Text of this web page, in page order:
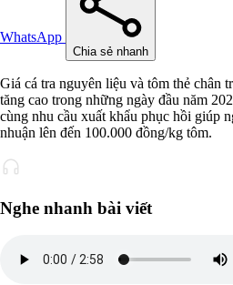
WhatsApp
Chia sẻ nhanh
Giá cá tra nguyên liệu và tôm thẻ chân
tăng cao trong những ngày đầu năm
cùng nhu cầu xuất khẩu phục hồi giúp
nhuận lên đến 100.000 đồng/kg tôm.
Nghe nhanh bài viết